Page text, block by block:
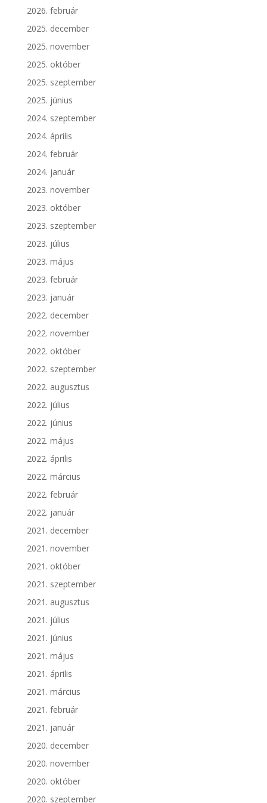
2026. február
2025. december
2025. november
2025. október
2025. szeptember
2025. június
2024. szeptember
2024. április
2024. február
2024. január
2023. november
2023. október
2023. szeptember
2023. július
2023. május
2023. február
2023. január
2022. december
2022. november
2022. október
2022. szeptember
2022. augusztus
2022. július
2022. június
2022. május
2022. április
2022. március
2022. február
2022. január
2021. december
2021. november
2021. október
2021. szeptember
2021. augusztus
2021. július
2021. június
2021. május
2021. április
2021. március
2021. február
2021. január
2020. december
2020. november
2020. október
2020. szeptember